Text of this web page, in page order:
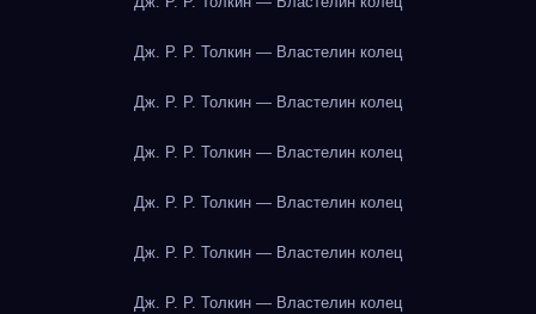
Дж. Р. Р. Толкин — Властелин колец
Дж. Р. Р. Толкин — Властелин колец
Дж. Р. Р. Толкин — Властелин колец
Дж. Р. Р. Толкин — Властелин колец
Дж. Р. Р. Толкин — Властелин колец
Дж. Р. Р. Толкин — Властелин колец